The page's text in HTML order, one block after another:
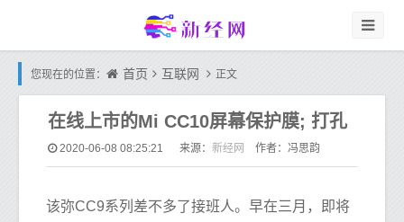
您现在的位置： 首页 互联网 正文
在线上市的Mi CC10屏幕保护膜; 打孔
2020-06-08 08:25:21 来源： 新经网 作者：冯思韵
该弥CC9系列差不多了接班人。早在三月，即将